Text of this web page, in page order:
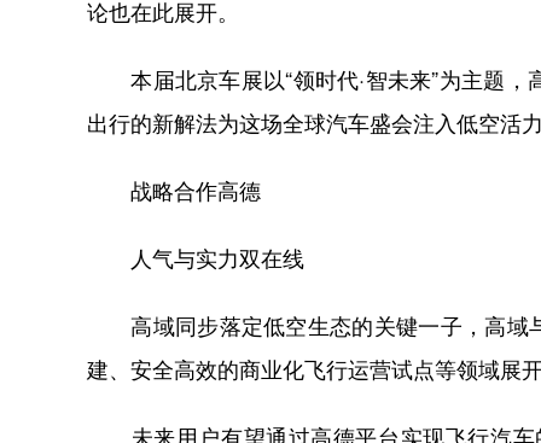
论也在此展开。
本届北京车展以“领时代·智未来”为主题，
出行的新解法为这场全球汽车盛会注入低空活
战略合作高德
人气与实力双在线
高域同步落定低空生态的关键一子，高域
建、安全高效的商业化飞行运营试点等领域展
未来用户有望通过高德平台实现飞行汽车